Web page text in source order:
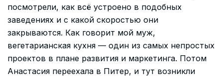
посмотрели, как всё устроено в подобных
заведениях и с какой скоростью они
закрываются. Как говорит мой муж,
вегетарианская кухня — один из самых непростых
проектов в плане развития и маркетинга. Потом
Анастасия переехала в Питер, и тут возникли